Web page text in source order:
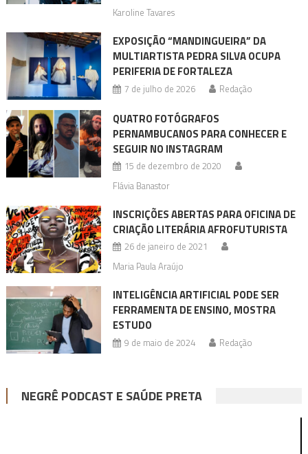
Karoline Tavares
EXPOSIÇÃO “MANDINGUEIRA” DA
MULTIARTISTA PEDRA SILVA OCUPA
PERIFERIA DE FORTALEZA
7 de julho de 2026 Redação
QUATRO FOTÓGRAFOS
PERNAMBUCANOS PARA CONHECER E
SEGUIR NO INSTAGRAM
15 de dezembro de 2020
Flávia Banastor
INSCRIÇÕES ABERTAS PARA OFICINA DE
CRIAÇÃO LITERÁRIA AFROFUTURISTA
26 de janeiro de 2021
Maria Paula Araújo
INTELIGÊNCIA ARTIFICIAL PODE SER
FERRAMENTA DE ENSINO, MOSTRA
ESTUDO
9 de maio de 2024 Redação
NEGRÊ PODCAST E SAÚDE PRETA